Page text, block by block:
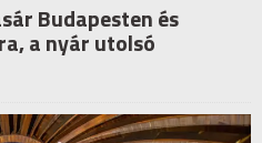
Budapesten és
a nyár utolsó